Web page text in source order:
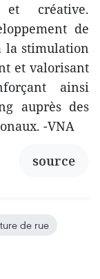
créative.
de
la stimulation
et valorisant
ainsi
auprès des
-VNA
source
de rue